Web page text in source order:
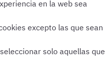
de Seguridaden la web sea
excepto las que sean
solo aquellas que